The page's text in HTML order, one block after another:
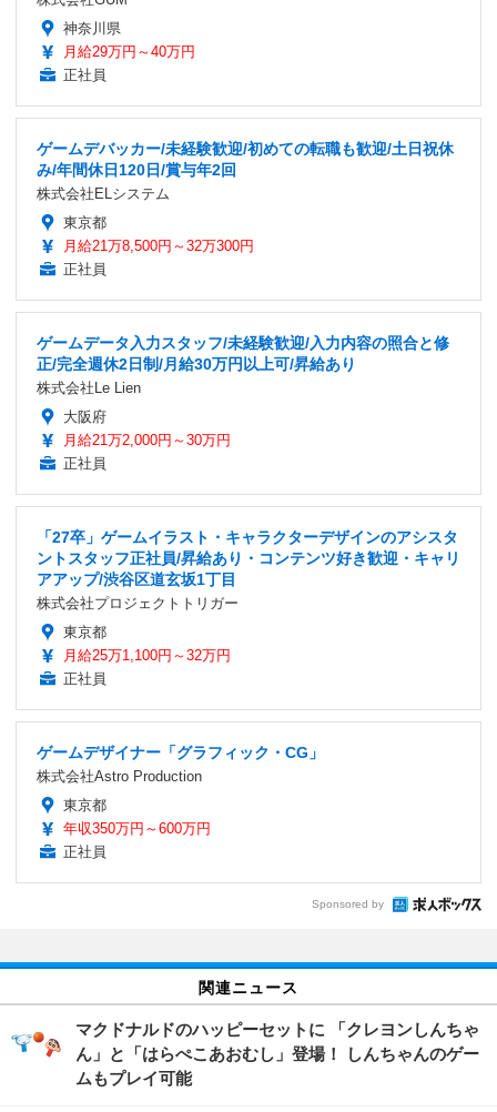
神奈川県
月給29万円～40万円
正社員
ゲームデバッカー/未経験歓迎/初めての転職も歓迎/土日祝休
み/年間休日120日/賞与年2回
株式会社ELシステム
東京都
月給21万8,500円～32万300円
正社員
ゲームデータ入力スタッフ/未経験歓迎/入力内容の照合と修
正/完全週休2日制/月給30万円以上可/昇給あり
株式会社Le Lien
大阪府
月給21万2,000円～30万円
正社員
「27卒」ゲームイラスト・キャラクターデザインのアシスタ
ントスタッフ正社員/昇給あり・コンテンツ好き歓迎・キャリ
アアップ/渋谷区道玄坂1丁目
株式会社プロジェクトトリガー
東京都
月給25万1,100円～32万円
正社員
ゲームデザイナー「グラフィック・CG」
株式会社Astro Production
東京都
年収350万円～600万円
正社員
Sponsored by
関連ニュース
マクドナルドのハッピーセットに 「クレヨンしんちゃ
ん」と「はらぺこあおむし」登場！ しんちゃんのゲー
ムもプレイ可能